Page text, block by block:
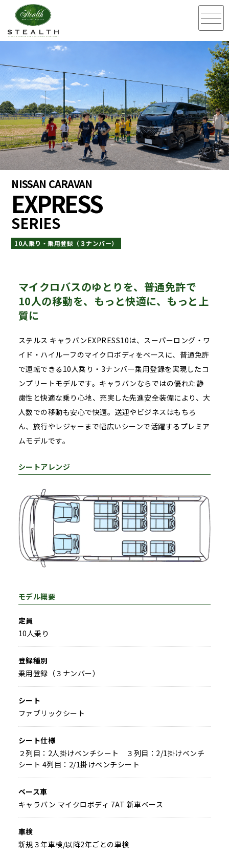
EXPRESS
SERIES
NISSAN CARAVAN
10人乗り・乗用登録（３ナンバー）
マイクロバスのゆとりを、普通免許で
10人の移動を、もっと快適に、もっと上
質に
ステルス キャラバンEXPRESS10は、スーパーロング・ワ
イド・ハイルーフのマイクロボディをベースに、普通免許
で運転できる10人乗り・3ナンバー乗用登録を実現したコ
ンプリートモデルです。キャラバンならではの優れた静
粛性と快適な乗り心地、充実した先進安全装備により、大
人数での移動も安心で快適。送迎やビジネスはもちろ
ん、旅行やレジャーまで幅広いシーンで活躍するプレミア
ムモデルです。
シートアレンジ
モデル概要
定員
10人乗り
登録種別
乗用登録（３ナンバー）
シート
ファブリックシート
シート仕様
２列目：2人掛けベンチシート ３列目：2/1掛けベンチ
シート 4列目：2/1掛けベンチシート
ベース車
キャラバン マイクロボディ 7AT 新車ベース
車検
新規３年車検/以降2年ごとの車検